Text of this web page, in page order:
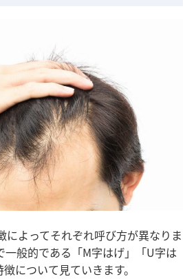
によってそれぞれ呼び方が異なりま
一般的である「M字はげ」「U字は
について見ていきます。